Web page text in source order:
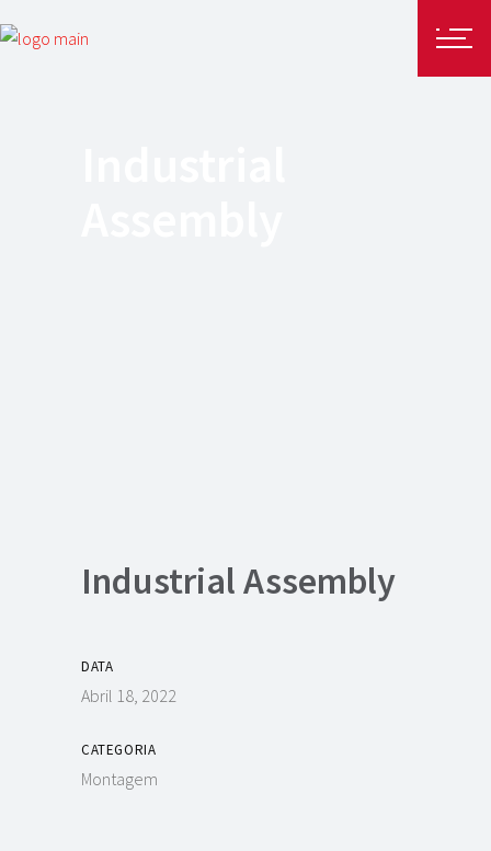
Industrial Assembly
DATA
Abril 18, 2022
CATEGORIA
Montagem